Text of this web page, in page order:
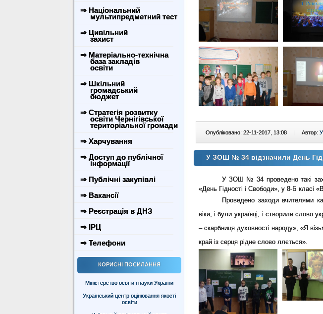
⇒ Національний
мультипредметний тест
⇒ Цивільний
захист
⇒ Матеріально-технічна
база закладів
освіти
⇒ Шкільний
громадський
бюджет
⇒ Стратегія розвитку
освіти Чернігівської
територіальної громади
⇒ Харчування
⇒ Доступ до публічної
інформації
⇒ Публічні закупівлі
⇒ Вакансії
⇒ Реєстрація в ДНЗ
⇒ ІРЦ
⇒ Телефони
КОРИСНІ ПОСИЛАННЯ
Міністерство освіти і науки України
Український центр оцінювання якості
освіти
Опубліковано: 22-11-2017, 13:08 | Автор:
У ЗОШ № 34 відзначили День
У ЗОШ № 34 проведено такі
«День Гідності і Свободи», у 8-Б класі
Проведено заходи вчителями
віки, і були українці, і створили
– скарбниця духовності народу», «Я
край із серця рідне слово ллється».